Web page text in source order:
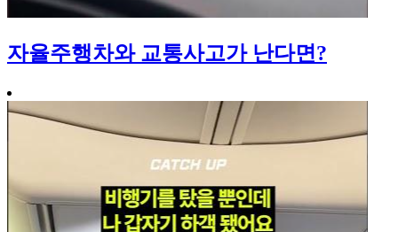
자율주행차와 교통사고가 난다면?